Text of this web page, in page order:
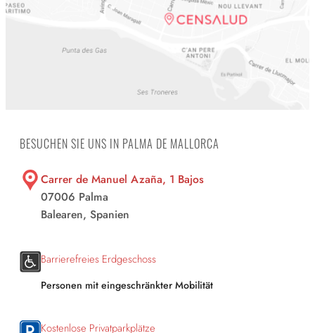
BESUCHEN SIE UNS IN PALMA DE MALLORCA
Carrer de Manuel Azaña, 1 Bajos
07006 Palma
Balearen, Spanien
Barrierefreies Erdgeschoss
Personen mit eingeschränkter Mobilität
Kostenlose Privatparkplätze